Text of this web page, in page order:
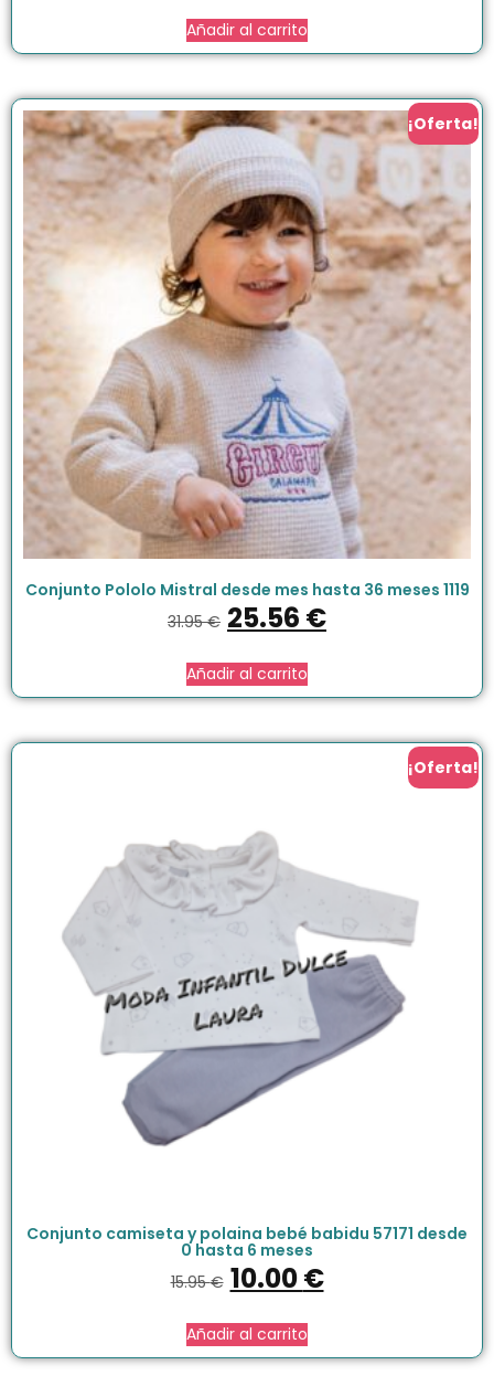
Añadir al carrito
¡Oferta!
Conjunto Pololo Mistral desde mes hasta 36 meses 1119
31.95€ 25.56 €
Añadir al carrito
¡Oferta!
Conjunto camiseta y polaina bebé babidu 57171 desde
0 hasta 6 meses
15.95€ 10.00€
Añadir al carrito